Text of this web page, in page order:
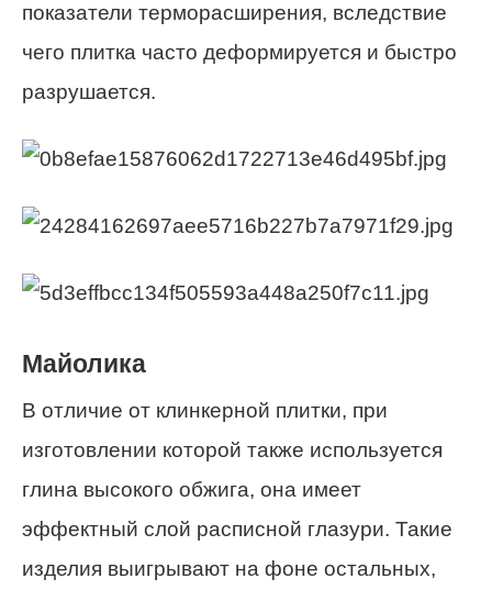
показатели терморасширения, вследствие
чего плитка часто деформируется и быстро
разрушается.
Майолика
В отличие от клинкерной плитки, при
изготовлении которой также используется
глина высокого обжига, она имеет
эффектный слой расписной глазури. Такие
изделия выигрывают на фоне остальных,